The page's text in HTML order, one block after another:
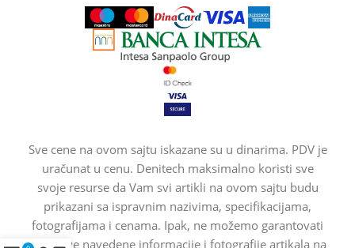
Sve cene na ovom sajtu iskazane su u dinarima. PDV je
uračunat u cenu. Denitech maksimalno koristi sve
svoje resurse da Vam svi artikli na ovom sajtu budu
prikazani sa ispravnim nazivima, specifikacijama,
fotografijama i cenama. Ipak, ne možemo garantovati
da su sve navedene informacije i fotografije artikala na